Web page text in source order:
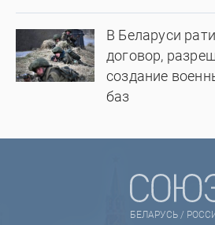
В Беларуси
договор,
создание
баз
БЕЛАРУСЬ /